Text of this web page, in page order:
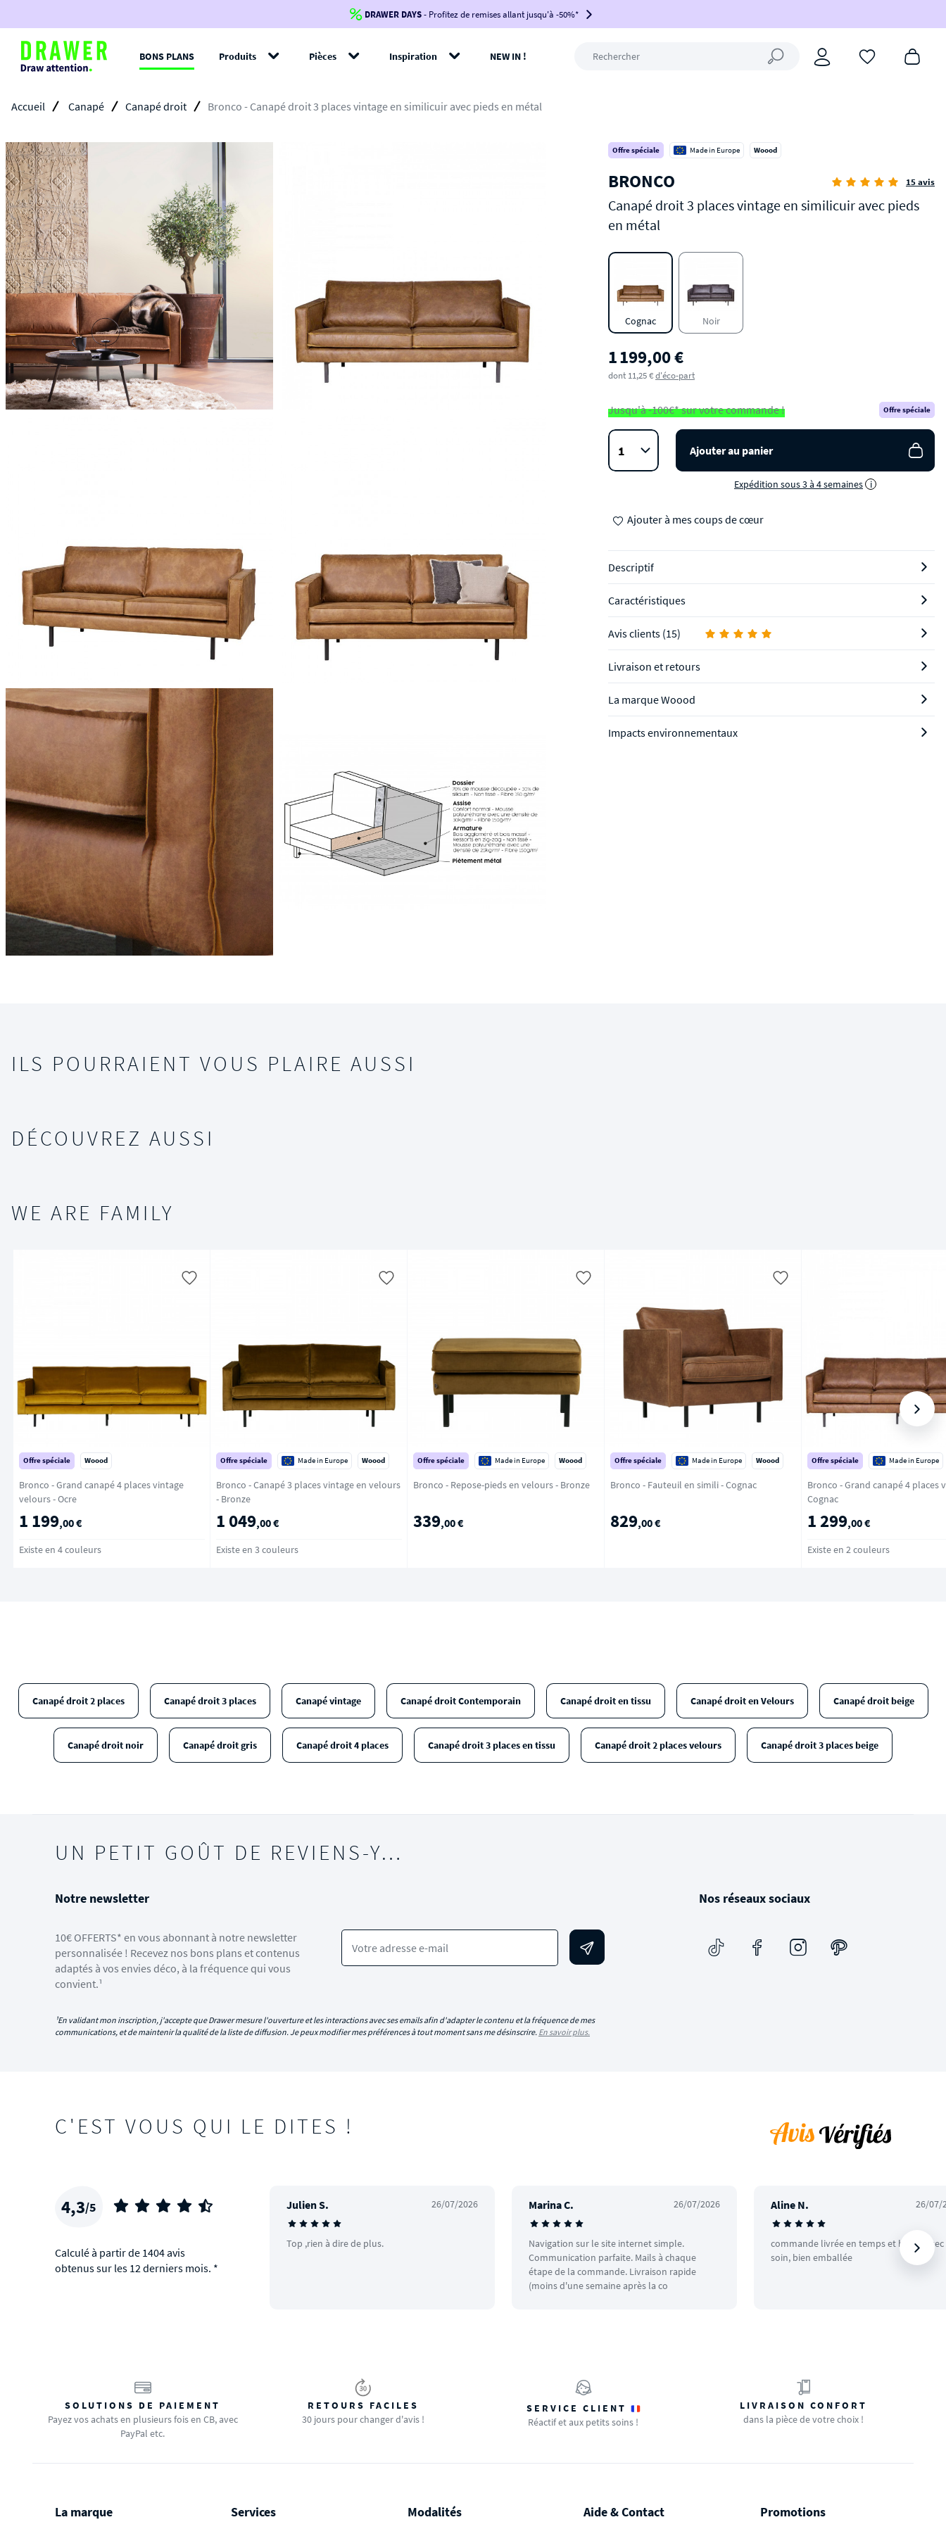
Jusqu'à-100€*sur votre commande !
BIKINI100
-voir conditions en bas de page-
DRAWER DAYS- Profitez de remises allant jusqu'à -50%*
BONS PLANS Produits Pièces Inspiration NEW IN !
Accueil Canapé Canapé droit Bronco - Canapé droit 3 places vintage en similicuir avec pieds en métal
Offre spéciale Made in Europe Woood
BRONCO
Canapé droit 3 places vintage en similicuir avec pieds
en métal
15 avis
Cognac Noir
1 199,00 €
dont 11,25 €d'éco-part
Jusqu'à -100€* sur votre commande ! Offre spéciale
Ajouter au panier
Expédition sous 3 à 4 semaines i
Ajouter à mes coups de cœur
Descriptif
Caractéristiques
Avis clients (15)
Livraison et retours
La marque Woood
Impacts environnementaux
ILS POURRAIENT VOUS PLAIRE AUSSI
DÉCOUVREZ AUSSI
WE ARE FAMILY
Offre spéciale Woood
Bronco - Grand canapé 4 places vintage
velours - Ocre
1 199,00 €
Existe en 4 couleurs
Offre spéciale Made in Europe Woood
Bronco - Canapé 3 places vintage en velours
- Bronze
1 049,00 €
Existe en 3 couleurs
Offre spéciale Made in Europe Woood
Bronco - Repose-pieds en velours - Bronze
339,00 €
Offre spéciale Made in Europe Woood
Bronco - Fauteuil en simili - Cognac
829,00 €
Offre spéciale Made in Europe
Bronco - Grand canapé 4 places
Cognac
1 299,00 €
Existe en 2 couleurs
Canapé droit 2 places Canapé droit 3 places Canapé vintage Canapé droit Contemporain Canapé droit en tissu Canapé droit en Velours Canapé droit beige
Canapé droit noir Canapé droit gris Canapé droit 4 places Canapé droit 3 places en tissu Canapé droit 2 places velours Canapé droit 3 places beige
UN PETIT GOÛT DE REVIENS-Y…
Notre newsletter
10€ OFFERTS* en vous abonnant à notre newsletter
personnalisée ! Recevez nos bons plans et contenus
adaptés à vos envies déco, à la fréquence qui vous
convient.¹
Votre adresse e-mail
¹En validant mon inscription, j'accepte que Drawer mesure l'ouverture et les interactions avec ses emails afin d'adapter le contenu et la fréquence de mes
communications, et de maintenir la qualité de la liste de diffusion. Je peux modifier mes préférences à tout moment sans me désinscrire. En savoir plus.
Nos réseaux sociaux
C'EST VOUS QUI LE DITES !
4,3/5
Calculé à partir de 1404 avis
obtenus sur les 12 derniers mois. *
Julien S. 26/07/2026
Top ,rien à dire de plus.
Marina C. 26/07/2026
Navigation sur le site internet simple.
Communication parfaite. Mails à chaque
étape de la commande. Livraison rapide
(moins d'une semaine après la co
Aline N. 26/07/
commande livrée en temps et heure avec
soin, bien emballée
SOLUTIONS DE PAIEMENT
Payez vos achats en plusieurs fois en CB, avec
PayPal etc.
RETOURS FACILES
30 jours pour changer d'avis !
SERVICE CLIENT
Réactif et aux petits soins !
LIVRAISON CONFORT
dans la pièce de votre choix !
La marque Services Modalités Aide & Contact Promotions